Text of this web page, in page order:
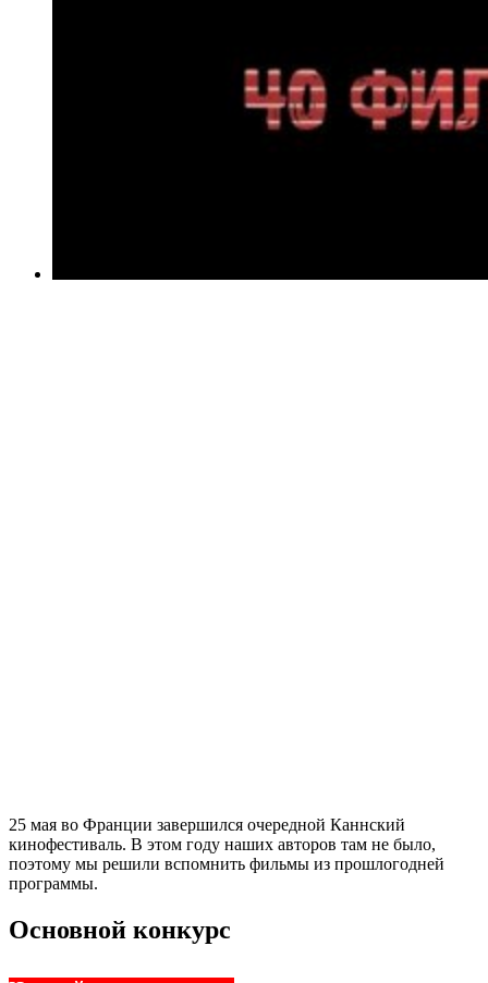
25 мая во Франции завершился очередной Каннский
кинофестиваль. В этом году наших авторов там не было,
поэтому мы решили вспомнить фильмы из прошлогодней
программы.
Основной конкурс